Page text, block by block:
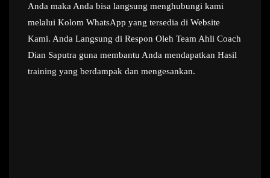
Anda maka Anda bisa langsung menghubungi kami
melalui Kolom WhatsApp yang tersedia di Website
Kami. Anda Langsung di Respon Oleh Team Ahli Coach
Dian Saputra guna membantu Anda mendapatkan Hasil
training yang berdampak dan mengesankan.